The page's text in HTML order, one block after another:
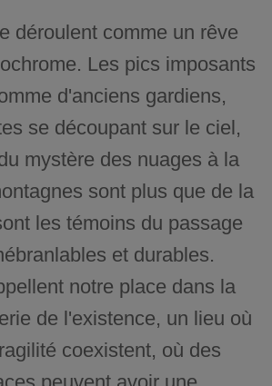
déroulent comme un rêve
Les pics imposants
d'anciens gardiens,
se découpant sur le ciel,
mystère des nuages à la
sont plus que de la
les témoins du passage
et durables.
notre place dans la
de l'existence, un lieu où
coexistent, où des